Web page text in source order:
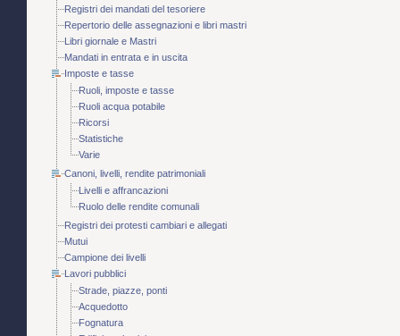
Registri dei mandati del tesoriere
Repertorio delle assegnazioni e libri mastri
Libri giornale e Mastri
Mandati in entrata e in uscita
Imposte e tasse
Ruoli, imposte e tasse
Ruoli acqua potabile
Ricorsi
Statistiche
Varie
Canoni, livelli, rendite patrimoniali
Livelli e affrancazioni
Ruolo delle rendite comunali
Registri dei protesti cambiari e allegati
Mutui
Campione dei livelli
Lavori pubblici
Strade, piazze, ponti
Acquedotto
Fognatura